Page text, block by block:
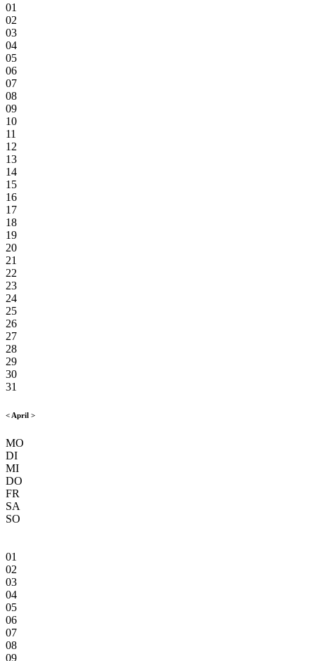
01
02
03
04
05
06
07
08
09
10
11
12
13
14
15
16
17
18
19
20
21
22
23
24
25
26
27
28
29
30
31
< April >
MO
DI
MI
DO
FR
SA
SO
01
02
03
04
05
06
07
08
09